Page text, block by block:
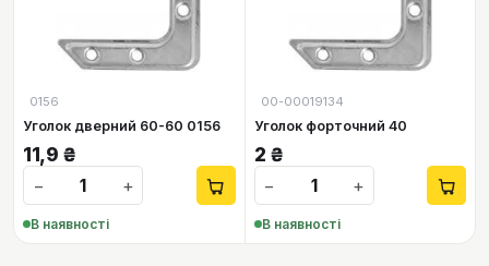
0156
Уголок дверний 60-60 0156
11,9 ₴
−
+
В наявності
00-00019134
Уголок форточний 40
2 ₴
−
+
В наявності